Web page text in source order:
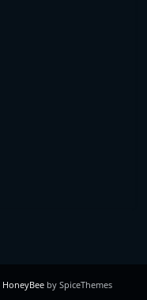
HoneyBee by SpiceThemes